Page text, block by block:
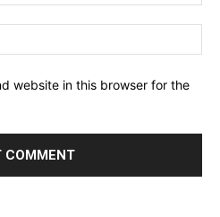
website in this browser for the